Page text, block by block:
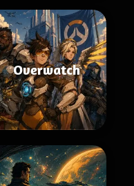
Overwatch